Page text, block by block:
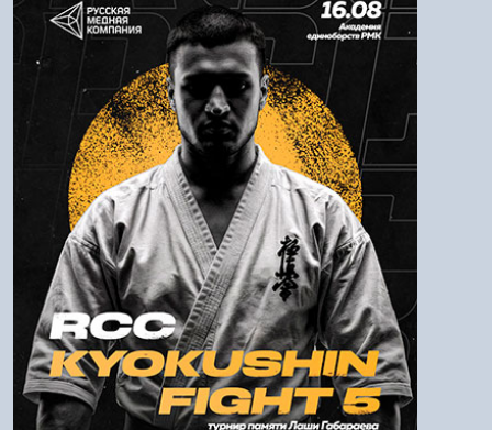
Логин:
Пароль
Войти
Напомнить пароль
Регистрация